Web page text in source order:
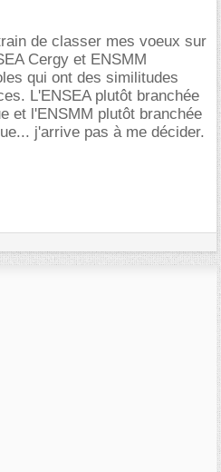
de classer mes voeux sur
Cergy et ENSMM
qui ont des similitudes
L'ENSEA plutôt branchée
et l'ENSMM plutôt branchée
j'arrive pas à me décider.